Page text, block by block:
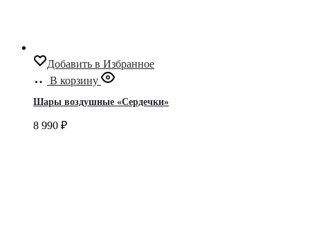
Добавить в Избранное
В корзину
Шары воздушные «Сердечки»
8 990 ₽